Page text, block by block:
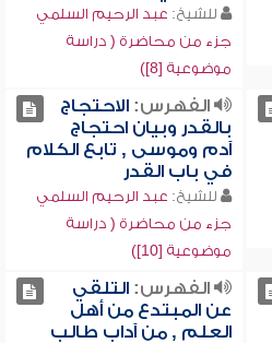
للشيخ: عبد الرحيم السلمي
جزء من محاضرة ( دراسة
موضوعية [8])
الفهرس:الاحتجاج
بالقدر وبيان احتجاج
آدم وموسى , تابع الكلام
في باب القدر
للشيخ: عبد الرحيم السلمي
جزء من محاضرة ( دراسة
موضوعية [10])
الفهرس:التلقي
عن المبتدع من أهل
العلم , من آداب طالب